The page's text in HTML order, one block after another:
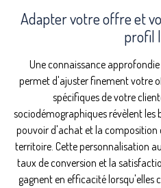
Adapter votre offre et
profil
Une connaissance
permet d'ajuster finement votre
spécifiques de votre
sociodémographiques révèlent les
pouvoir d'achat et la composition
territoire. Cette personnalisation
taux de conversion et la
gagnent en efficacité lorsqu'elles